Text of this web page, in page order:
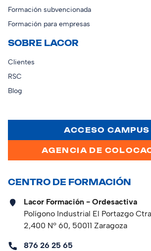
Formación subvencionada
Formación para empresas
SOBRE LACOR
Clientes
RSC
Blog
ACCESO CAMPUS
AGENCIA DE
CENTRO DE FORMACIÓN
Lacor Formación - Ordesactiva
Polígono Industrial El Portazgo
2,400 Nº 60, 50011 Zaragoza
876 26 25 65